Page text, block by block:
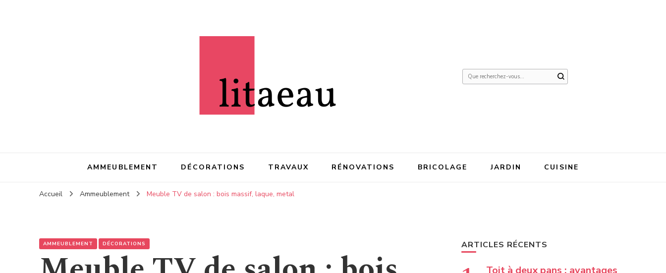
Vous
AMMEUBLEMENT DÉCORATIONS TRAVAUX RÉNOVATIONS BRICOLAGE JARDIN CUISINE
Accueil Ammeublement Meuble TV de salon : bois massif, laque, metal
AMMEUBLEMENT DÉCORATIONS ARTICLES RÉCENTS
Toit à deux pans : avantages